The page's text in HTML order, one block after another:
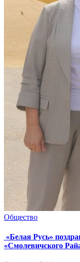
Общество
«Белая Русь»
«Смолевичского